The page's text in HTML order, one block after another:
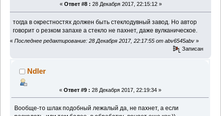
« Ответ #8 : 28 Декабря 2017, 22:15:12 »
тогда в окрестностях должен быть стеклодувный завод. Но автор
говорит о резком запахе а стекло не пахнет, даже вулканическое.
« Последнее редактирование: 28 Декабря 2017, 22:17:55 от abv6545abv »
Записан
Ndler
« Ответ #9 : 28 Декабря 2017, 22:19:34 »
Вообще-то шлак подобный лежалый да, не пахнет, а если